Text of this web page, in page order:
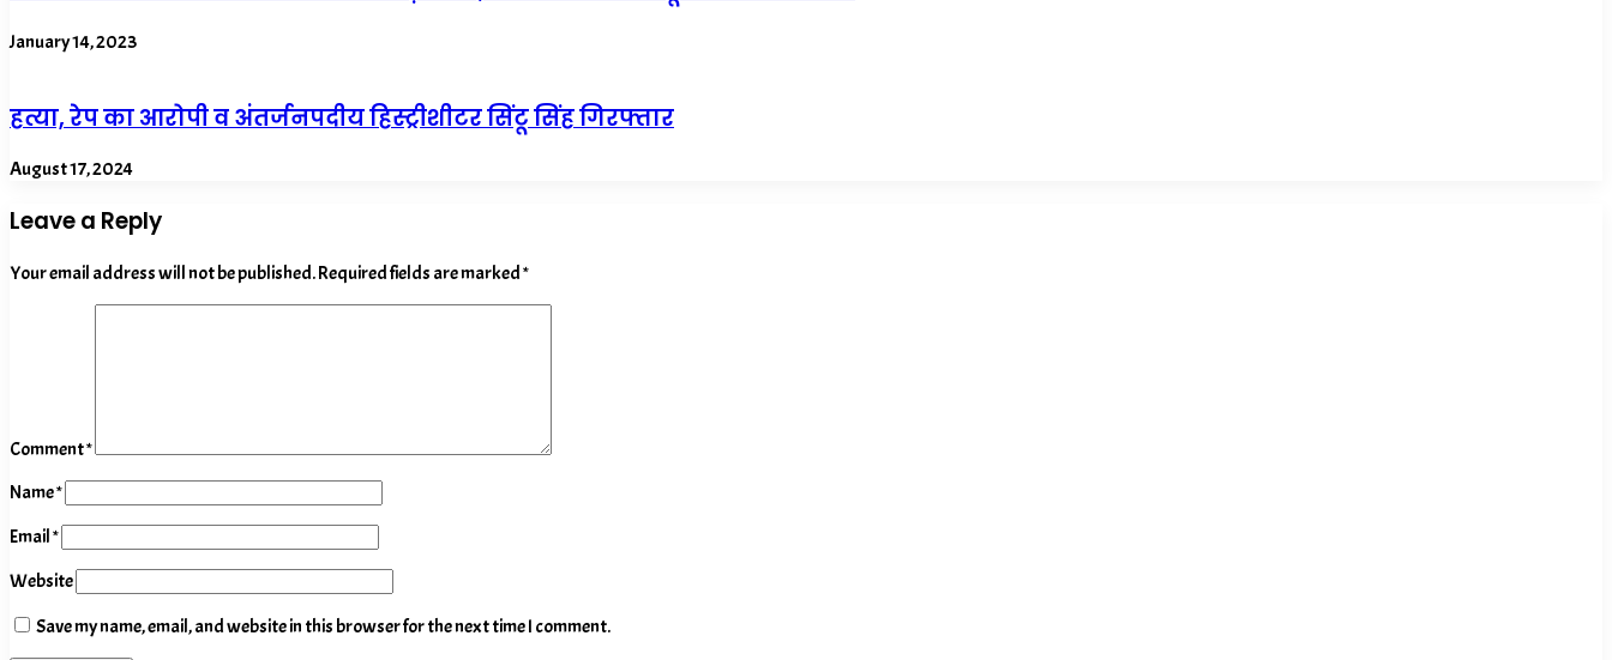
January 14, 2023
हत्या, रेप का आरोपी व अंतर्जनपदीय हिस्ट्रीशीटर सिंटू सिंह गिरफ्तार
August 17, 2024
Leave a Reply
Your email address will not be published.Required fields are marked*
Comment*
Name*
Email*
Website
Save my name, email, and website in this browser for the next time I comment.